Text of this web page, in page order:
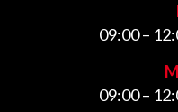
09:00 –
09:00 –